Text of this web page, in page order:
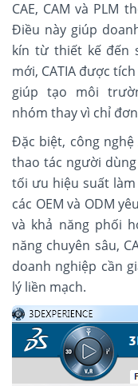
CAE, CAM và PLM
Điều này giúp
kín từ thiết kế đến
mới, CATIA được
giúp tạo môi
nhóm thay vì chỉ
Đặc biệt, công
thao tác người
tối ưu hiệu suất
các OEM và ODM
và khả năng phối
năng chuyên sâu,
doanh nghiệp cần
lý liền mạch.